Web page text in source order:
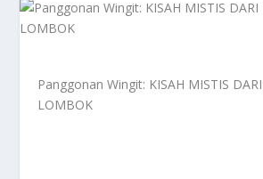
Panggonan Wingit: KISAH MISTIS
LOMBOK